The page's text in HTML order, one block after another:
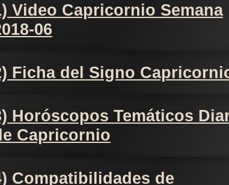
Video Capricornio Semana
06
Ficha del Signo
Horóscopos Temáticos
Capricornio
Compatibilidades de